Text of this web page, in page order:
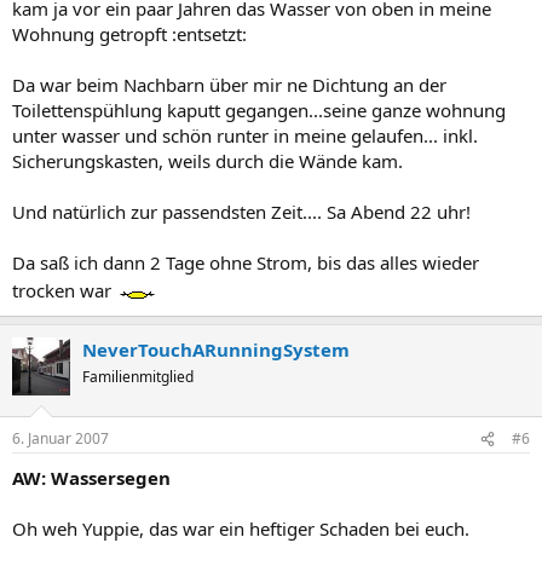
kam ja vor ein paar Jahren das Wasser von oben in meine
Wohnung getropft :entsetzt:
Da war beim Nachbarn über mir ne Dichtung an der
Toilettenspühlung kaputt gegangen...seine ganze wohnung
unter wasser und schön runter in meine gelaufen... inkl.
Sicherungskasten, weils durch die Wände kam.
Und natürlich zur passendsten Zeit.... Sa Abend 22 uhr!
Da saß ich dann 2 Tage ohne Strom, bis das alles wieder
trocken war
NeverTouchARunningSystem
Familienmitglied
6. Januar 2007 #6
AW: Wassersegen
Oh weh Yuppie, das war ein heftiger Schaden bei euch.